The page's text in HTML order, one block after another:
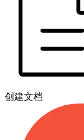
创建文档